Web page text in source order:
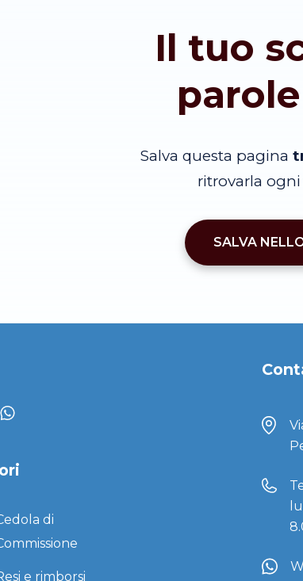
Il tuo
Salva questa pagina
ritrovarla
SALVA
di
e rimborsi